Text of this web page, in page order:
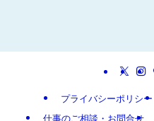
プライバシーポリシー
仕事のご相談・お問合せ